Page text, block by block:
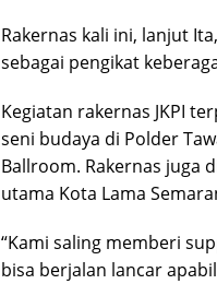
Rakernas kali ini, lanjut
sebagai pengikat
Kegiatan rakernas JKPI
seni budaya di Polder
Ballroom. Rakernas juga
utama Kota Lama
“Kami saling memberi
bisa berjalan lancar